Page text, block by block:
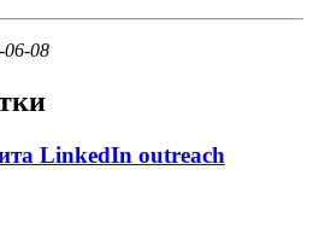
08
LinkedIn outreach